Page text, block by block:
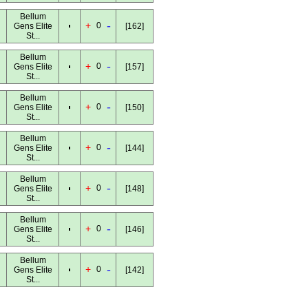
Bellum
Gens Elite
St...
+ 0 - [162]
Bellum
Gens Elite
St...
+ 0 - [157]
Bellum
Gens Elite
St...
+ 0 - [150]
Bellum
Gens Elite
St...
+ 0 - [144]
Bellum
Gens Elite
St...
+ 0 - [148]
Bellum
Gens Elite
St...
+ 0 - [146]
Bellum
Gens Elite
St...
+ 0 - [142]